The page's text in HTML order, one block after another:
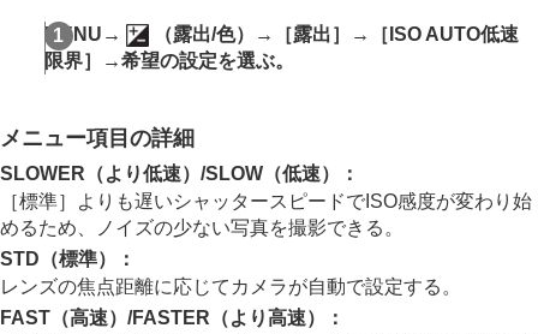
露出/測光を調整する
ISO感度を選ぶ
ISO AUTO低速限界
ホワイトバランス
画像に効果を加える
ドライブモードを使う（連写/セルフタイマー）
インターバル撮影機能
より高解像の静止画を撮影する
画質や記録形式を設定する
タッチ機能を使う
MENU→ （露出/色）→ ［露出］ →
［ISO AUTO低速
限界］
→希望の設定を選ぶ。
メニュー項目の詳細
SLOWER（より低速）/SLOW（低速）：
［標準］
よりも遅いシャッタースピードでISO感度が変わり始
めるため、ノイズの少ない写真を撮影できる。
STD（標準）：
レンズの焦点距離に応じてカメラが自動で設定する。
FAST（高速）/FASTER（より高速）：